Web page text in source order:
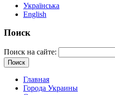
Українська
English
Поиск
Поиск на сайте:
Главная
Города Украины